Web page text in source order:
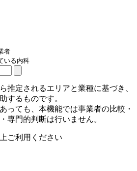
者
いる内科
推定されるエリアと業種に基づき、
するものです。
っても、本機能では事業者の比較・
専門的判断は行いません。
ご利用ください